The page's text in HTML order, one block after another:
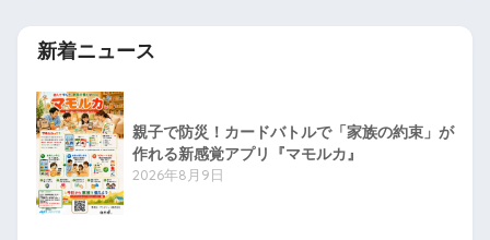
新着ニュース
親子で防災！カードバトルで「家族の約束」が
作れる新感覚アプリ『マモルカ』
2026年8月9日